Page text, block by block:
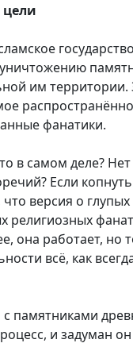
им
фанатики.
в самом деле?
Если
версия о глупых
религиозных
она работает, но
всё, как
с памятниками
и задуман